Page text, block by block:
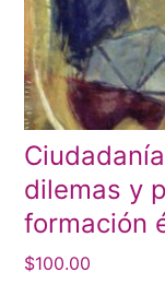
dilemas y
formación
$100.00